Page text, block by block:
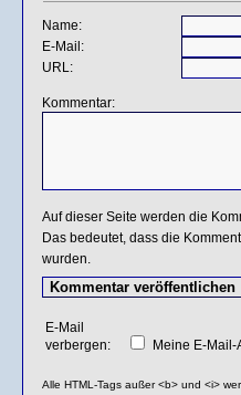
Name:
E-Mail:
URL:
Kommentar:
Auf dieser Seite werden die
Das bedeutet, dass die
wurden.
E-Mail
verbergen:
Meine E-
Alle HTML-Tags außer <b> und <i>